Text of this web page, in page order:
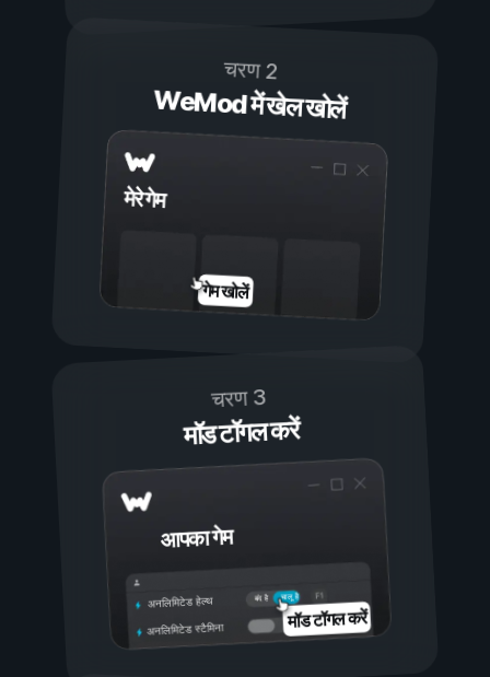
चरण 2
WeMod में खेल खोलें
मेरे गेम
गेम खोलें
चरण 3
मॉड टॉगल करें
आपका गेम
चालू है
बंद है
अनलिमिटेड हेल्थ
अनलिमिटेड स्टैमिना मॉड टॉगल करें